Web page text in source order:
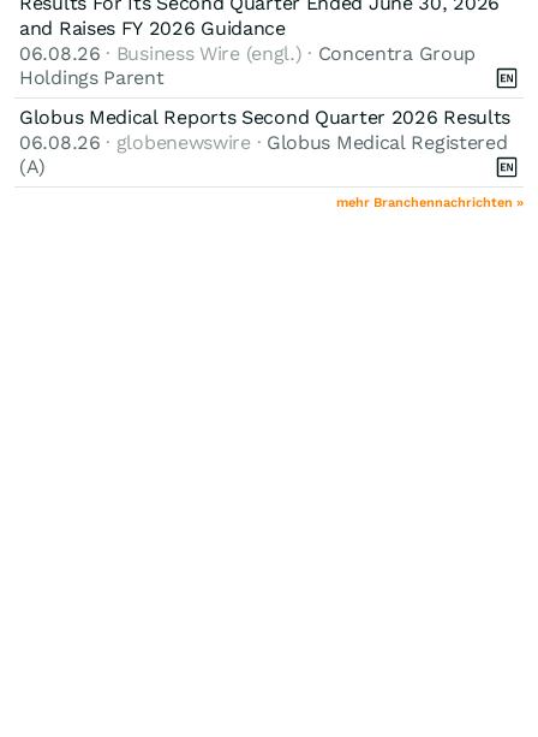
and Raises FY 2026 Guidance
06.08.26 · Business Wire (engl.) · Concentra Group
Holdings Parent
Globus Medical Reports Second Quarter 2026 Results
06.08.26 · globenewswire · Globus Medical Registered
(A)
mehr Branchennachrichten »